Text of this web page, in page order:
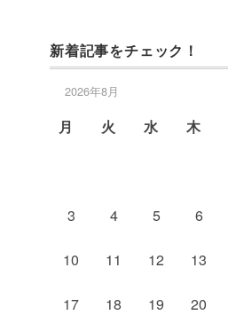
新着記事をチェック！
2026年8月
月 火 水 木
3 4 5 6
10 11 12 13
17 18 19 20